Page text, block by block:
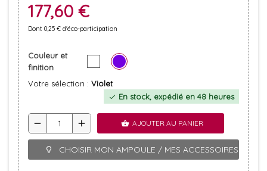
177,60 €
Dont 0,25 € d'éco-participation
Couleur et
finition
Votre sélection : Violet
check En stock, expédié en 48 heures
remove add shopping_basket AJOUTER AU PANIER
lightbulb_outline CHOISIR MON AMPOULE / MES ACCESSOIRES